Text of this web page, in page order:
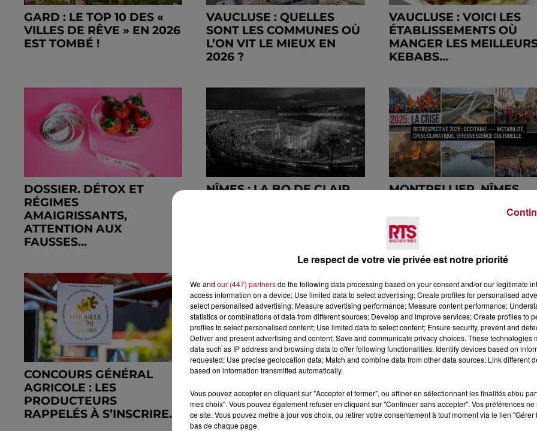
GARD : LE TOP 10 DES «
VILLES DE RÊVE » EN 2026
EST TOMBÉ !
VAUCLUSE : QUELLES
SONT LES COMMUNES OÙ
L’ON VIT LE MIEUX EN
2026 ?
VAUCLUSE : VOICI LES
ÉTABLISSEMENTS OÙ
MANGER LES
KEBABS...
DOSSIER. DÉTOX ET
RÉGIMES
AMAIGRISSANTS,
ATTENTION AUX
FAUSSES...
NÎMES : LA BO DE CLAIR
MONTPELLIER, NÎMES,
TOULOUSE...COMMENT
L’OCCITANIE A...
CONCOURS GÉNÉRAL
AGRICOLE : LES
PRODUCTEURS
RAPPELÉS À S’INSCRIRE...
BLACK FRIDAY : CE QU’IL
DÉGAINER LA CB
DANS CES TROIS VILLES
POUR...
Le respect de votre vie privée est notre priorité
We and our (447) partnersdo the following data processing based on your consent and/or our legitimate
access information on a device; Use limited data to select advertising; Create profiles for personalised
select personalised advertising; Measure advertising performance; Measure content performance;
statistics or combinations of data from different sources; Develop and improve services; Create profiles to
profiles to select personalised content; Use limited data to select content; Ensure security, prevent and
Deliver and present advertising and content; Save and communicate privacy choices. These technologies
data such as IP address and browsing data to offer following functionalities: Identify devices based on
requested; Use precise geolocation data; Match and combine data from other data sources; Link different
based on information transmitted automatically.
Vous pouvez accepter en cliquant sur "Accepter et fermer", ou affiner en sélectionnant les finalités et/ou
mes choix". Vous pouvez également refuser en cliquant sur "Continuer sans accepter". Vos préférences
ce site. Vous pouvez mettre à jour vos choix, ou retirer votre consentement à tout moment via le lien
bas de chaque page.